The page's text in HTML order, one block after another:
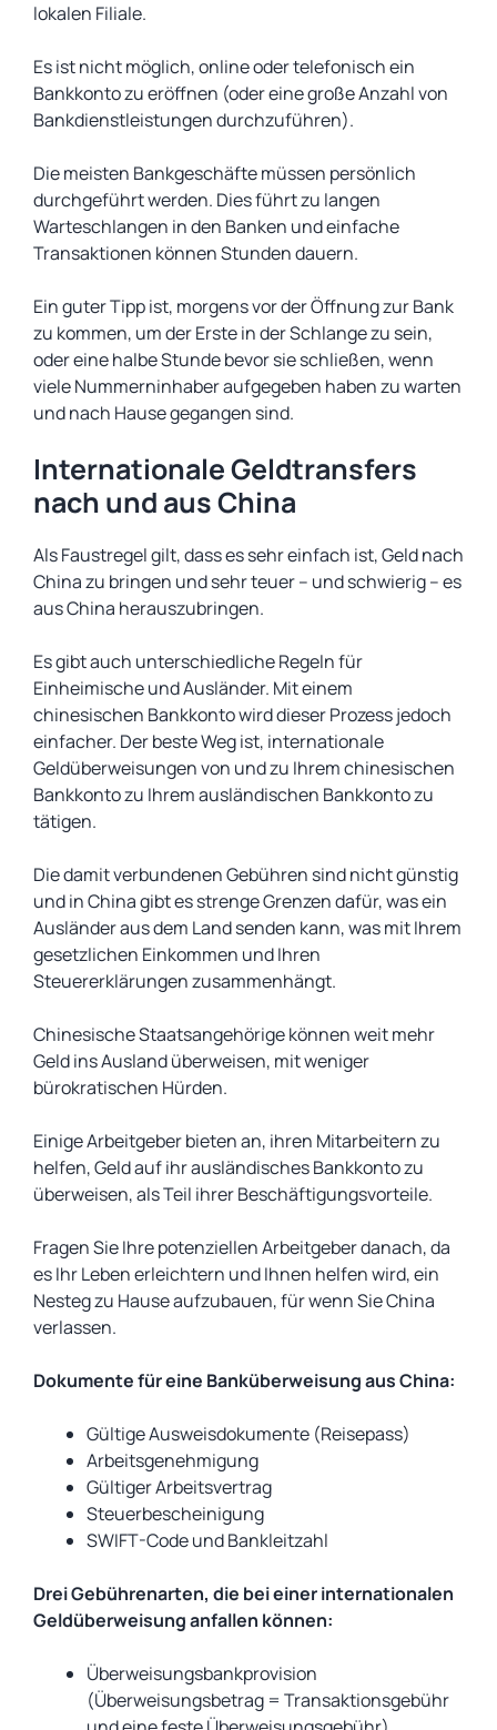
lokalen Filiale.
Es ist nicht möglich, online oder telefonisch ein
Bankkonto zu eröffnen (oder eine große Anzahl von
Bankdienstleistungen durchzuführen).
Die meisten Bankgeschäfte müssen persönlich
durchgeführt werden. Dies führt zu langen
Warteschlangen in den Banken und einfache
Transaktionen können Stunden dauern.
Ein guter Tipp ist, morgens vor der Öffnung zur Bank
zu kommen, um der Erste in der Schlange zu sein,
oder eine halbe Stunde bevor sie schließen, wenn
viele Nummerninhaber aufgegeben haben zu warten
und nach Hause gegangen sind.
Internationale Geldtransfers
nach und aus China
Als Faustregel gilt, dass es sehr einfach ist, Geld nach
China zu bringen und sehr teuer – und schwierig – es
aus China herauszubringen.
Es gibt auch unterschiedliche Regeln für
Einheimische und Ausländer. Mit einem
chinesischen Bankkonto wird dieser Prozess jedoch
einfacher. Der beste Weg ist, internationale
Geldüberweisungen von und zu Ihrem chinesischen
Bankkonto zu Ihrem ausländischen Bankkonto zu
tätigen.
Die damit verbundenen Gebühren sind nicht günstig
und in China gibt es strenge Grenzen dafür, was ein
Ausländer aus dem Land senden kann, was mit Ihrem
gesetzlichen Einkommen und Ihren
Steuererklärungen zusammenhängt.
Chinesische Staatsangehörige können weit mehr
Geld ins Ausland überweisen, mit weniger
bürokratischen Hürden.
Einige Arbeitgeber bieten an, ihren Mitarbeitern zu
helfen, Geld auf ihr ausländisches Bankkonto zu
überweisen, als Teil ihrer Beschäftigungsvorteile.
Fragen Sie Ihre potenziellen Arbeitgeber danach, da
es Ihr Leben erleichtern und Ihnen helfen wird, ein
Nesteg zu Hause aufzubauen, für wenn Sie China
verlassen.
Dokumente für eine Banküberweisung aus China:
Gültige Ausweisdokumente (Reisepass)
Arbeitsgenehmigung
Gültiger Arbeitsvertrag
Steuerbescheinigung
SWIFT-Code und Bankleitzahl
Drei Gebührenarten, die bei einer internationalen
Geldüberweisung anfallen können:
Überweisungsbankprovision
(Überweisungsbetrag = Transaktionsgebühr